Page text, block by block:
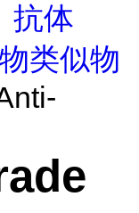
抗体
类似物